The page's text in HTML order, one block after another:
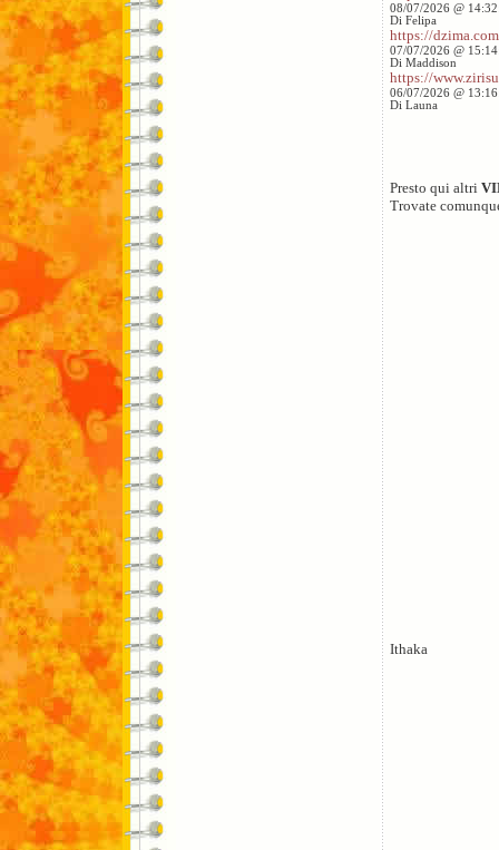
08/07/2026 @
Di Felipa
https://
07/07/2026 @
Di Maddison
https://
06/07/2026 @
Di Launa
Presto qui altri
Trovate
Ithaka